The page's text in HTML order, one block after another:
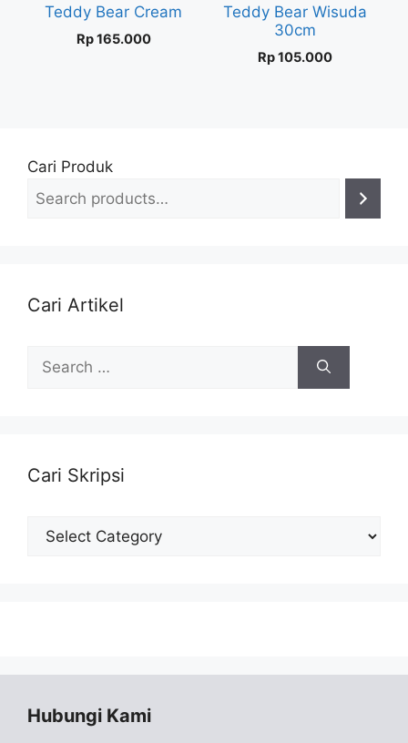
Teddy Bear Cream
Rp165.000
Teddy Bear Wisuda
30cm
Rp105.000
Cari Produk
Cari Artikel
for:
Cari Skripsi
Cari
Skripsi
Hubungi Kami